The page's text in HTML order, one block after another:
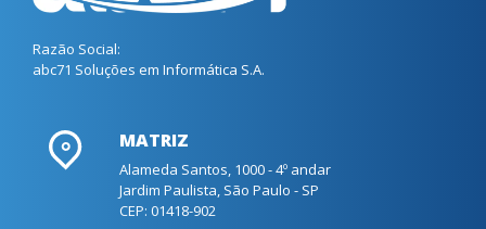
Razão Social:
abc71 Soluções em Informática S.A.
MATRIZ
Alameda Santos, 1000 - 4º andar
Jardim Paulista, São Paulo - SP
CEP: 01418-902